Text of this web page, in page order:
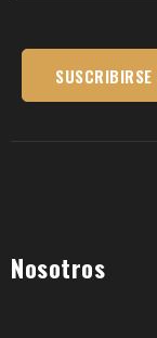
Por favor, deja
Nosotros